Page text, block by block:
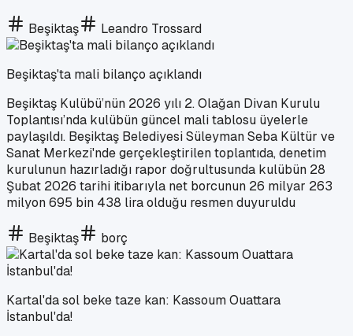
Beşiktaş Leandro Trossard
Beşiktaş'ta mali bilanço açıklandı
Beşiktaş Kulübü’nün 2026 yılı 2. Olağan Divan Kurulu
Toplantısı’nda kulübün güncel mali tablosu üyelerle
paylaşıldı. Beşiktaş Belediyesi Süleyman Seba Kültür ve
Sanat Merkezi'nde gerçekleştirilen toplantıda, denetim
kurulunun hazırladığı rapor doğrultusunda kulübün 28
Şubat 2026 tarihi itibarıyla net borcunun 26 milyar 263
milyon 695 bin 438 lira olduğu resmen duyuruldu
Beşiktaş borç
Kartal'da sol beke taze kan: Kassoum Ouattara
İstanbul'da!